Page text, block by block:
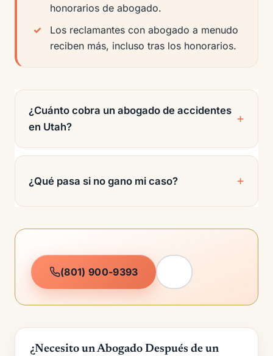
honorarios de abogado.
Los reclamantes con abogado a menudo
reciben más, incluso tras los honorarios.
¿Cuánto cobra un abogado de accidentes
en Utah?
¿Qué pasa si no gano mi caso?
(801) 900-9393
¿Necesito un Abogado Después de un